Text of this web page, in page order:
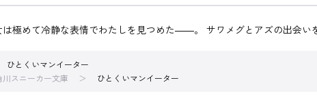
極めて冷静な表情でわたしを見つめた――。 サワメグとアズの出会い
ひとくいマンイーター
川スニーカー文庫 ひとくいマンイーター